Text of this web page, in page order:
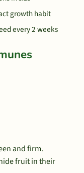
growth habit
every 2 weeks
and firm.
fruit in their